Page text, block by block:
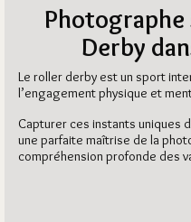
Photographe
Derby
Le roller derby est un sport
l’engagement physique et
Capturer ces instants uniques
une parfaite maîtrise de la
compréhension profonde des